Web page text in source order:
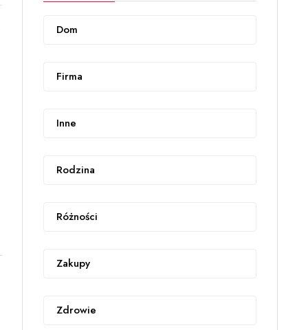
Dom
Firma
Inne
Rodzina
Różności
Zakupy
Zdrowie